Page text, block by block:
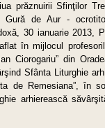
prăznuirii Sfinţilor
Gură de Aur -
30 ianuarie 2013,
în mijlocul
Ciorogariu” din
Sfânta Liturghie
de Remesiana”, în
arhierească